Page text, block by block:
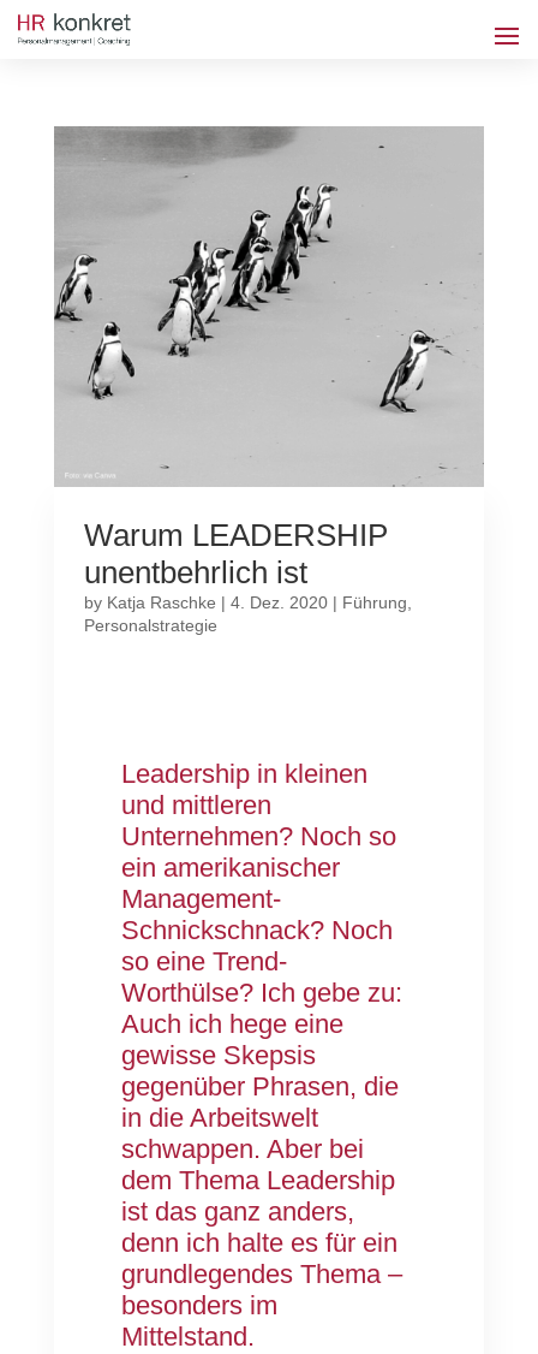
Warum LEADERSHIP
unentbehrlich ist
by Katja Raschke | 4. Dez. 2020| Führung
Personalstrategie
Leadership in kleinen
und mittleren
Unternehmen? Noch so
ein amerikanischer
Management-
Schnickschnack? Noch
so eine Trend-
Worthülse? Ich gebe zu:
Auch ich hege eine
gewisse Skepsis
gegenüber Phrasen, die
in die Arbeitswelt
schwappen. Aber bei
dem Thema Leadership
ist das ganz anders,
denn ich halte es für ein
grundlegendes Thema –
besonders im
Mittelstand.